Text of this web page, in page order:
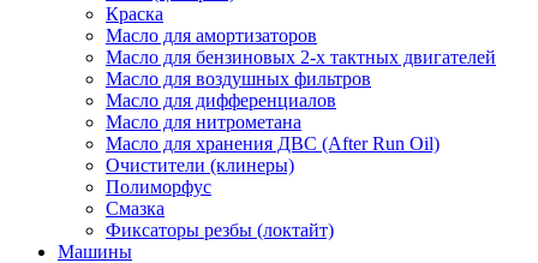
Краска
Масло для амортизаторов
Масло для бензиновых 2-х тактных двигателей
Масло для воздушных фильтров
Масло для дифференциалов
Масло для нитрометана
Масло для хранения ДВС (After Run Oil)
Очистители (клинеры)
Полиморфус
Смазка
Фиксаторы резбы (локтайт)
Машины